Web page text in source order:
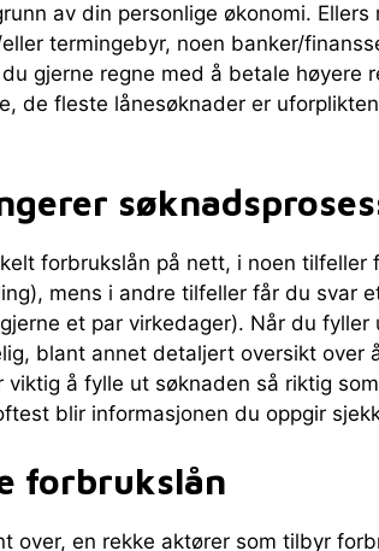
av din personlige økonomi.
termingebyr, noen banker/
gjerne regne med å betale høyere
de fleste lånesøknader er
forbrukslån på nett, i noen
mens i andre tilfeller får du svar
et par virkedager). Når du
blant annet detaljert oversikt over
viktig å fylle ut søknaden så riktig
blir informasjonen du oppgir
forbrukslån
over, en rekke aktører som tilbyr